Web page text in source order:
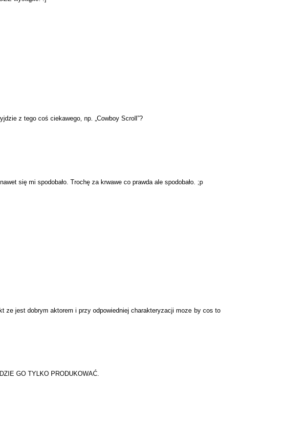
z tego coś ciekawego, np. „Cowboy Scroll”?
się mi spodobało. Trochę za krwawe co prawda ale spodobało. ;p
ze jest dobrym aktorem i przy odpowiedniej charakteryzacji moze by cos to
GO TYLKO PRODUKOWAĆ.